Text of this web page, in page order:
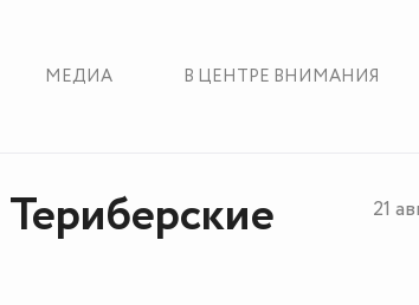
МЕДИА В ЦЕНТРЕ ВНИМАНИЯ
21